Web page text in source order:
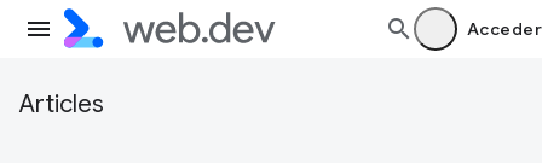
Acceder
Articles